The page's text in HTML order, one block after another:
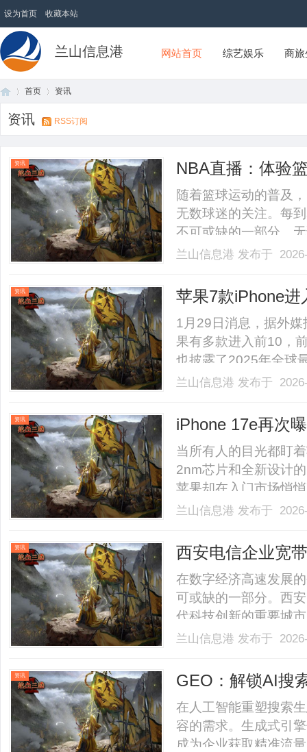
设为首页 收藏本站
兰山信息港 网站首页 综艺娱乐 商
首页 资讯
资讯 RSS订阅
资讯 NBA直播：体验
随着篮球运动的普及
无数球迷的关注。每
不可或缺的一部分。
表现，NBA直播为我
能感受到比赛中的紧
兰山信息港 发布于
资讯
苹果7款iPhone
iPhone 16居首
1月29日消息，据外
果有多款进入前10，
也披露了2025年全球
前10中占有7款。从
iPhone16Pro紧随其
兰山信息港 发布于
资讯
iPhone 17e再次
吧
当所有人的目光都盯
2nm芯片和全新设计
苹果却在入门市场悄
iPhone17e新机所带
分大概率沿用旧模具
兰山信息港 发布于
资讯 西安电信企业宽
在数字经济高速发展
可或缺的一部分。西
代科技创新的重要城
将探讨西安电信企业
加速，电信企业不断
计.........
兰山信息港 发布于
资讯 GEO：解锁AI搜
在人工智能重塑搜索
容的需求。生成式引
成为企业获取精准流